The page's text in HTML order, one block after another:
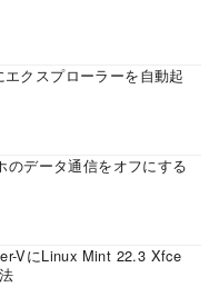
クスプローラーを自動起
のデータ通信をオフにする
VにLinux Mint 22.3 Xfce